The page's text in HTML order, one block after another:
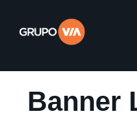
Banner